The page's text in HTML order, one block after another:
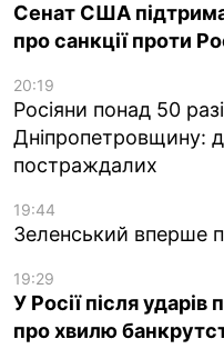
Сенат США
про санкції проти
20:19
Росіяни понад 50
Дніпропетровщину:
постраждалих
19:44
Зеленський вперше
19:29
У Росії після
про хвилю